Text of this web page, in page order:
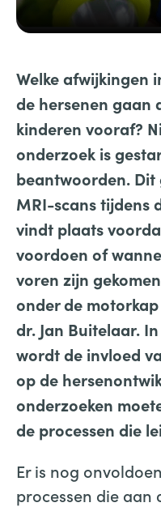
Welke afwijkingen
de hersenen gaan
kinderen vooraf?
onderzoek is
beantwoorden.
MRI-scans tijdens
vindt plaats
voordoen of
voren zijn
onder de
dr. Jan Buitelaar.
wordt de invloed
op de
onderzoeken
de processen die
Er is nog
processen die aan